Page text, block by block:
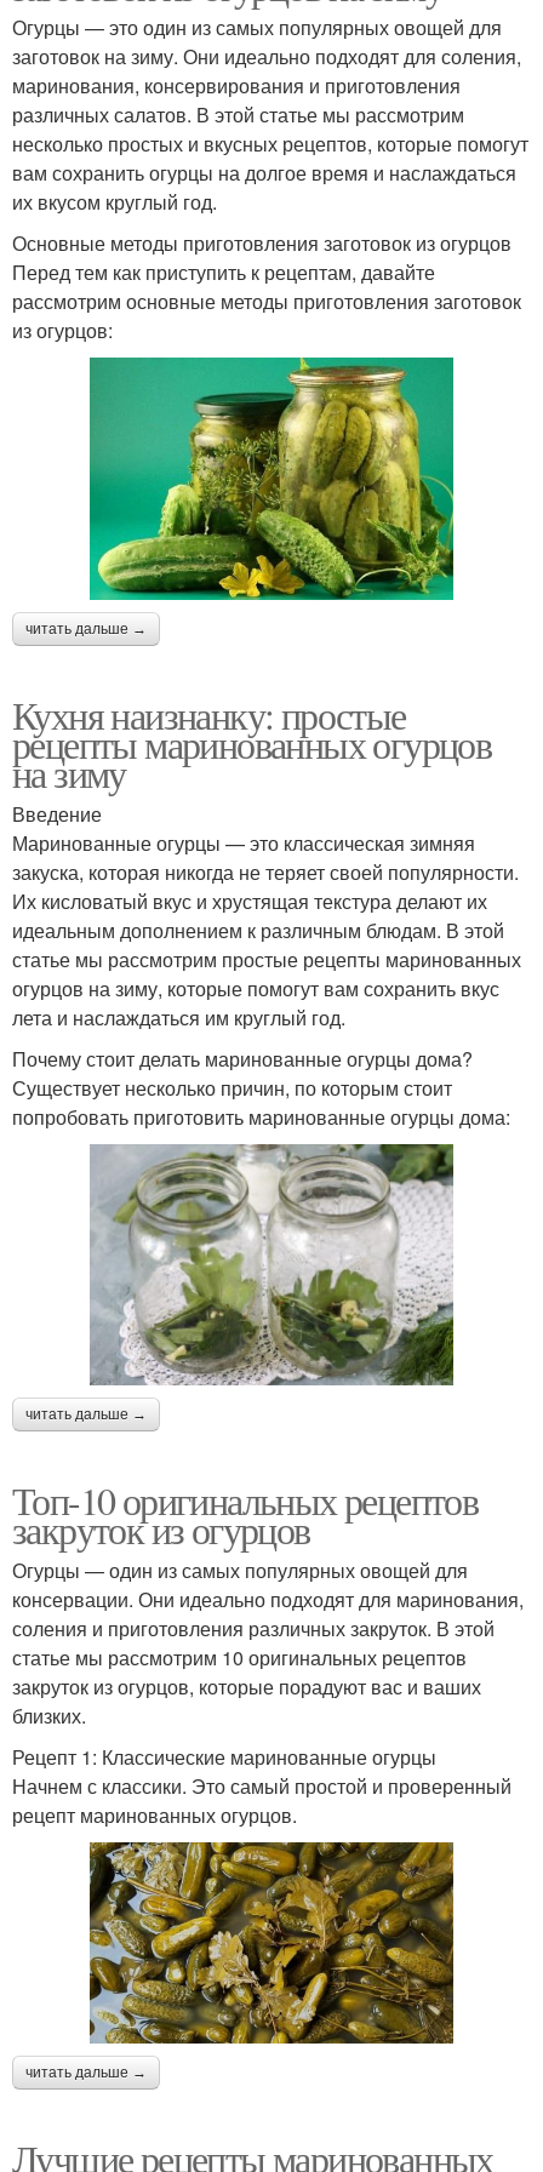
Огурцы в горчичной
заливке
Консервированные
огурцы
Салат с огурцами
Огурцы в томатной
Рецепт с чесноком Огурцы в пакете
Огурцы в банке
Огурцы — это один из самых популярных овощей для
заготовок на зиму. Они идеально подходят для соления,
маринования, консервирования и приготовления
различных салатов. В этой статье мы рассмотрим
несколько простых и вкусных рецептов, которые помогут
вам сохранить огурцы на долгое время и наслаждаться
их вкусом круглый год.
Основные методы приготовления заготовок из огурцов
Перед тем как приступить к рецептам, давайте
рассмотрим основные методы приготовления заготовок
из огурцов:
читать дальше →
Кухня наизнанку: простые
рецепты маринованных огурцов
на зиму
Введение
Маринованные огурцы — это классическая зимняя
закуска, которая никогда не теряет своей популярности.
Их кисловатый вкус и хрустящая текстура делают их
идеальным дополнением к различным блюдам. В этой
статье мы рассмотрим простые рецепты маринованных
огурцов на зиму, которые помогут вам сохранить вкус
лета и наслаждаться им круглый год.
Почему стоит делать маринованные огурцы дома?
Существует несколько причин, по которым стоит
попробовать приготовить маринованные огурцы дома:
читать дальше →
Топ-10 оригинальных рецептов
закруток из огурцов
Огурцы — один из самых популярных овощей для
консервации. Они идеально подходят для маринования,
соления и приготовления различных закруток. В этой
статье мы рассмотрим 10 оригинальных рецептов
закруток из огурцов, которые порадуют вас и ваших
близких.
Рецепт 1: Классические маринованные огурцы
Начнем с классики. Это самый простой и проверенный
рецепт маринованных огурцов.
читать дальше →
Лучшие рецепты маринованных